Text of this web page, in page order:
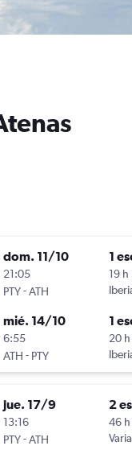
dom. 11/10
21:05
PTY-ATH
1
19 h
mié. 14/10
6:55
ATH - PTY
1
20
jue. 17/9
13:16
PTY-ATH
2
46 h